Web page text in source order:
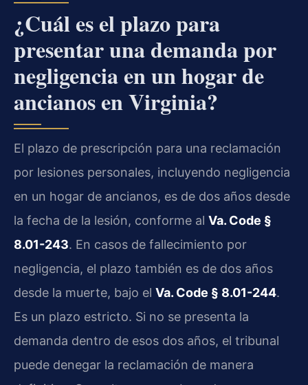
¿Cuál es el plazo para
presentar una demanda por
negligencia en un hogar de
ancianos en Virginia?
El plazo de prescripción para una reclamación
por lesiones personales, incluyendo negligencia
en un hogar de ancianos, es de dos años desde
la fecha de la lesión, conforme al Va. Code §
8.01-243. En casos de fallecimiento por
negligencia, el plazo también es de dos años
desde la muerte, bajo el Va. Code § 8.01-244.
Es un plazo estricto. Si no se presenta la
demanda dentro de esos dos años, el tribunal
puede denegar la reclamación de manera